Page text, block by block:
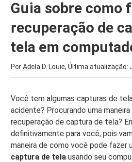
Guia sobre como
recuperação de
tela em
Por Adela D. Louie, Última atualização:
Você tem algumas capturas de
acidente? Procurando uma
recuperação de captura de tela?
definitivamente para você, pois
maneira de como você pode fazer
captura de tela usando seu